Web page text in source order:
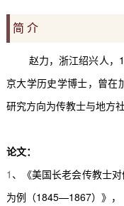
简 介
赵力，浙江绍兴人，
京大学历史学博士，曾在
研究方向为传教士与地方
论文：
1 、《美国长老会传教士
为例（1845—1867）》，